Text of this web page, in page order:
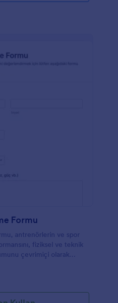
Formu
antrenörlerin ve spor
fiziksel ve teknik
çevrimiçi olarak